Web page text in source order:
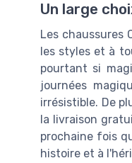
Un large
Les chaussures
les styles et à
pourtant si
journées
irrésistible. De
la livraison
prochaine fois
histoire et à